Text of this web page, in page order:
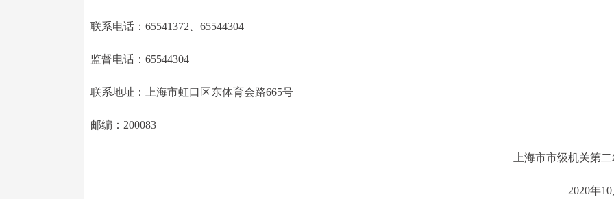
联系电话：65541372、65544304
监督电话：65544304
联系地址：上海市虹口区东体育会路665号
邮编：200083
上海市市级机关第
2020年